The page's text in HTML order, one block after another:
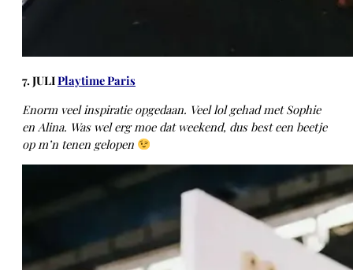
7. JULIPlaytime Paris
Enorm veel inspiratie opgedaan. Veel lol gehad met Sophie
en Alina. Was wel erg moe dat weekend, dus best een beetje
op m’n tenen gelopen